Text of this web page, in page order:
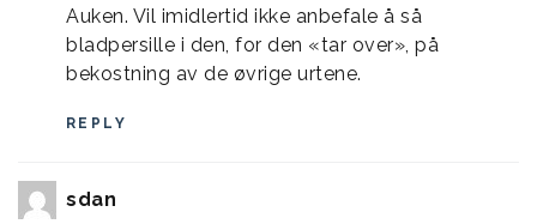
Auken. Vil imidlertid ikke anbefale å så
bladpersille i den, for den «tar over», på
bekostning av de øvrige urtene.
REPLY
sdan